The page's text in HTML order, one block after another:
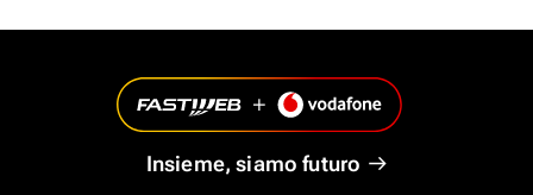
Insieme, siamo futuro